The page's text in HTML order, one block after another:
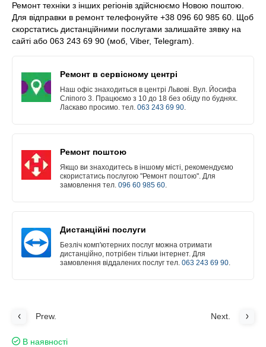
Ремонт техніки з інших регіонів здійснюємо Новою поштою.
Для відправки в ремонт телефонуйте +38 096 60 985 60. Щоб
скорстатись дистанційними послугами залишайте зявку на
сайті або 063 243 69 90 (моб, Viber, Telegram).
Ремонт в сервісному центрі
Наш офіс знаходиться в центрі Львові. Вул. Йосифа
Сліпого 3. Працюємо з 10 до 18 без обіду по буднях.
Ласкаво просимо. тел. 063 243 69 90.
Ремонт поштою
Якщо ви знаходитесь в іншому місті, рекомендуємо
скористатись послугою "Ремонт поштою". Для
замовлення тел. 096 60 985 60.
Дистанційні послуги
Безліч комп'ютерних послуг можна отримати
дистанційно, потрібен тільки інтернет. Для
замовлення віддалених послуг тел. 063 243 69 90.
Prew. Next.
В наявності